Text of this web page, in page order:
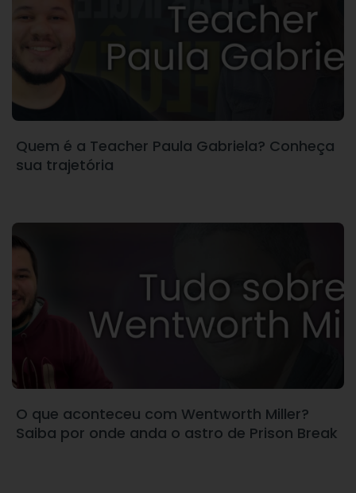
Quem é a Teacher Paula Gabriela? Conheça
sua trajetória
O que aconteceu com Wentworth Miller?
Saiba por onde anda o astro de Prison Break